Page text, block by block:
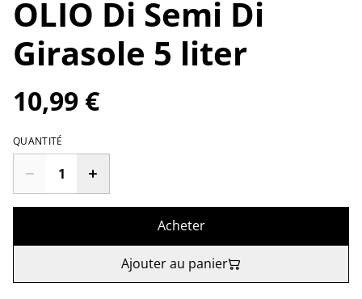
OLIO Di Semi Di
Girasole 5 liter
10,99 €
QUANTITÉ
Acheter
Ajouter au panier